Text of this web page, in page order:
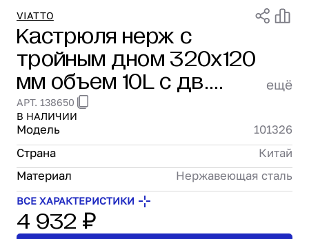
Проектирование
Сервис и монтаж
ПОКУПАТЕЛЯМ
Доставка и оплата
Гарантия и возврат
Лизинг
Акции
О GRANBAZAR
О нас
Бренды
Контакты
VIATTO
Кастрюля нерж с
тройным дном 320х120
мм объем 10L с дв.
ручками VIATTO 101326
ещё
АРТ. 138650
В НАЛИЧИИ
Модель
101326
Страна
Китай
Материал
Нержавеющая сталь
ВСЕ ХАРАКТЕРИСТИКИ
4 932 ₽